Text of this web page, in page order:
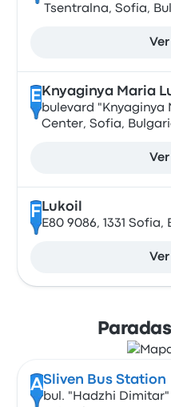
Tsentralna, Sofia,
E Knyaginya Maria
bulevard "Knyaginya
Center, Sofia,
F Lukoil
E80 9086, 1331 Sofia,
ASliven Bus Station
bul. "Hadzhi Dimitar"